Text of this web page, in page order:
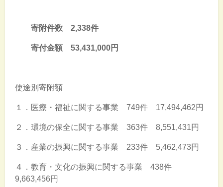
寄附件数 2,338件
寄付金額 53,431,000円
使途別寄附額
１．医療・福祉に関する事業 749件 17,494,462円
２．環境の保全に関する事業 363件 8,551,431円
３．産業の振興に関する事業 233件 5,462,473円
４．教育・文化の振興に関する事業 438件
9,663,456円